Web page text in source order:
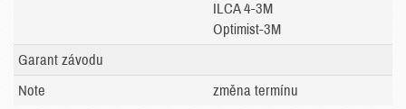
ILCA 4-3M
Optimist-3M
Garant závodu
Note
změna termínu